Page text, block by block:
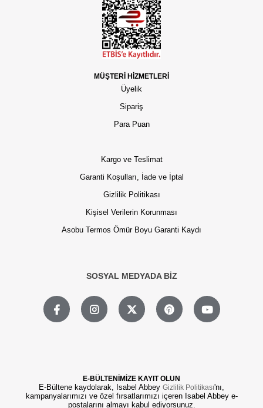
MÜŞTERİ HİZMETLERİ
Üyelik
Sipariş
Para Puan
Kargo ve Teslimat
Garanti Koşulları, İade ve İptal
Gizlilik Politikası
Kişisel Verilerin Korunması
Asobu Termos Ömür Boyu Garanti Kaydı
SOSYAL MEDYADA BİZ
E-BÜLTENİMİZE KAYIT OLUN
E-Bültene kaydolarak, Isabel Abbey Gizlilik Politikası'nı,
kampanyalarımızı ve özel fırsatlarımızı içeren Isabel Abbey e-
postalarını almayı kabul ediyorsunuz.